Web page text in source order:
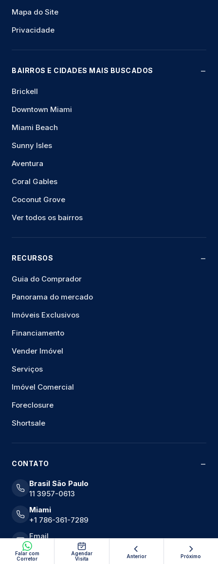
Falar com
Corretor
Agendar
Visita
Anterior Próximo
Mapa do Site
Privacidade
BAIRROS E CIDADES MAIS BUSCADOS
Brickell
Downtown Miami
Miami Beach
Sunny Isles
Aventura
Coral Gables
Coconut Grove
Ver todos os bairros
RECURSOS
Guia do Comprador
Panorama do mercado
Imóveis Exclusivos
Financiamento
Vender Imóvel
Serviços
Imóvel Comercial
Foreclosure
Shortsale
CONTATO
Brasil São Paulo
11 3957-0613
Miami
+1 786-361-7289
Email
ImobiliariaMiami.com.br